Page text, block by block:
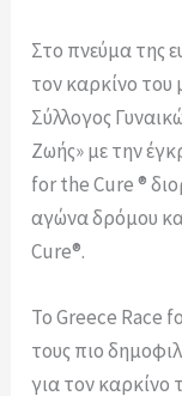
Στο πνεύμα της
τον καρκίνο του
Σύλλογος
Ζωής» με την
for the Cure ®
αγώνα δρόμου
Cure®.
Το Greece Race
τους πιο
για τον καρκίνο